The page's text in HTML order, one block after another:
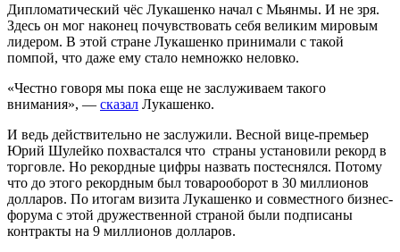
Дипломатический чёс Лукашенко начал с Мьянмы. И не зря.
Здесь он мог наконец почувствовать себя великим мировым
лидером. В этой стране Лукашенко принимали с такой
помпой, что даже ему стало немножко неловко.
«Честно говоря мы пока еще не заслуживаем такого
внимания», — сказал Лукашенко.
И ведь действительно не заслужили. Весной вице-премьер
Юрий Шулейко похвастался что страны установили рекорд в
торговле. Но рекордные цифры назвать постеснялся. Потому
что до этого рекордным был товарооборот в 30 миллионов
долларов. По итогам визита Лукашенко и совместного бизнес-
форума с этой дружественной страной были подписаны
контракты на 9 миллионов долларов.